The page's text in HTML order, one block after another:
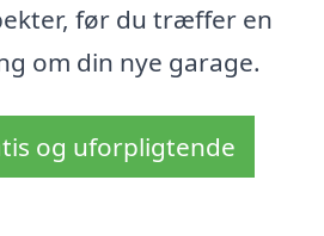
før du træffer en
om din nye garage.
og uforpligtende